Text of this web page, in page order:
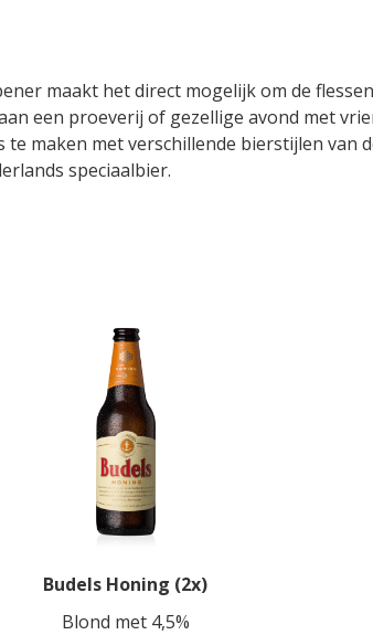
maakt het direct mogelijk om de
een proeverij of gezellige avond met
maken met verschillende bierstijlen van
speciaalbier.
Budels Honing (2x)
Blond met 4,5%